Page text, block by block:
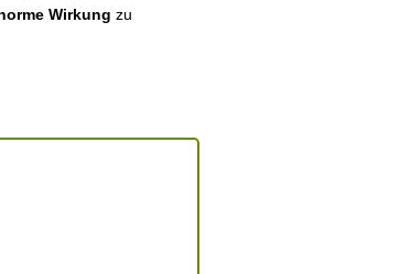
Wirkung zu